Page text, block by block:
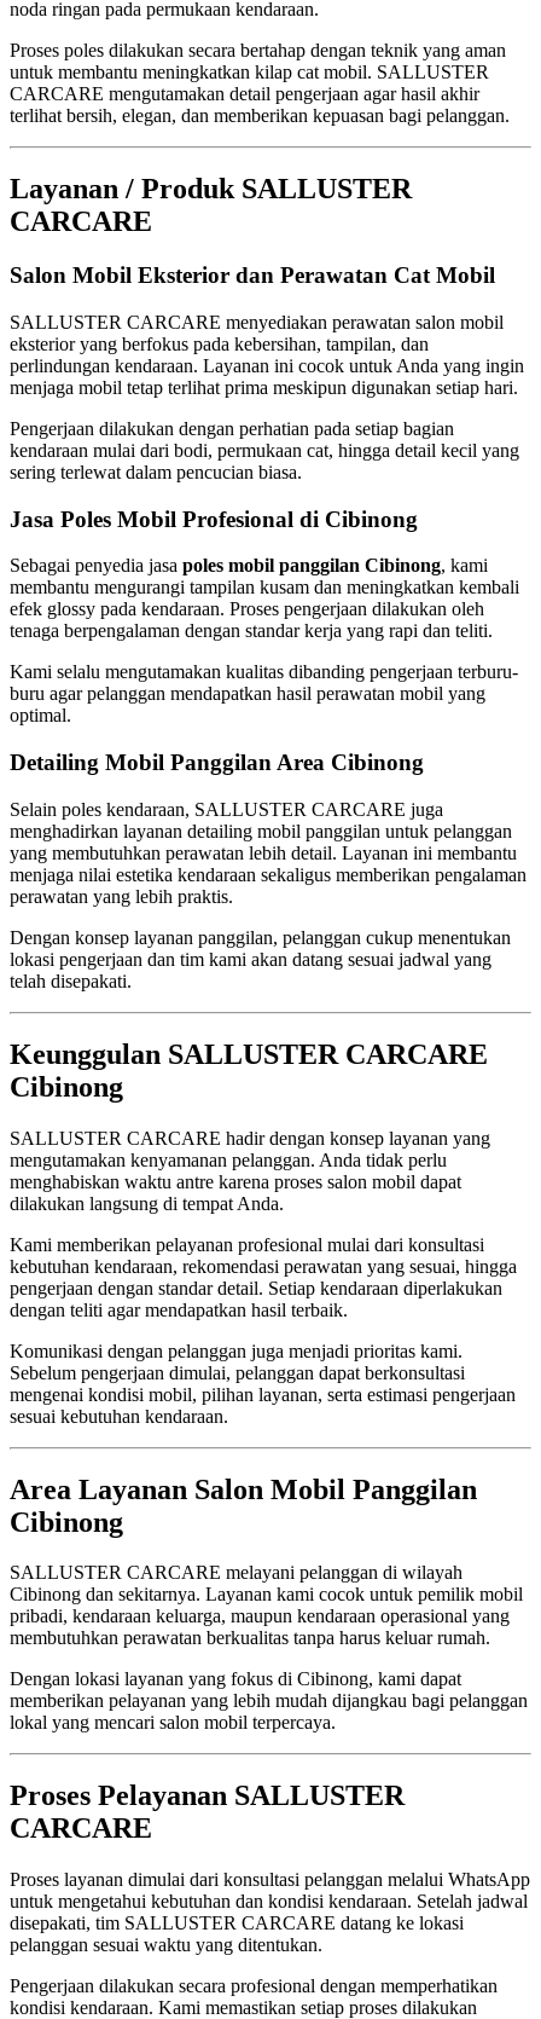
noda ringan pada permukaan kendaraan.
Proses poles dilakukan secara bertahap dengan teknik yang aman
untuk membantu meningkatkan kilap cat mobil. SALLUSTER
CARCARE mengutamakan detail pengerjaan agar hasil akhir
terlihat bersih, elegan, dan memberikan kepuasan bagi pelanggan.
Layanan / Produk SALLUSTER
CARCARE
Salon Mobil Eksterior dan Perawatan Cat Mobil
SALLUSTER CARCARE menyediakan perawatan salon mobil
eksterior yang berfokus pada kebersihan, tampilan, dan
perlindungan kendaraan. Layanan ini cocok untuk Anda yang ingin
menjaga mobil tetap terlihat prima meskipun digunakan setiap hari.
Pengerjaan dilakukan dengan perhatian pada setiap bagian
kendaraan mulai dari bodi, permukaan cat, hingga detail kecil yang
sering terlewat dalam pencucian biasa.
Jasa Poles Mobil Profesional di Cibinong
Sebagai penyedia jasa poles mobil panggilan Cibinong, kami
membantu mengurangi tampilan kusam dan meningkatkan kembali
efek glossy pada kendaraan. Proses pengerjaan dilakukan oleh
tenaga berpengalaman dengan standar kerja yang rapi dan teliti.
Kami selalu mengutamakan kualitas dibanding pengerjaan terburu-
buru agar pelanggan mendapatkan hasil perawatan mobil yang
optimal.
Detailing Mobil Panggilan Area Cibinong
Selain poles kendaraan, SALLUSTER CARCARE juga
menghadirkan layanan detailing mobil panggilan untuk pelanggan
yang membutuhkan perawatan lebih detail. Layanan ini membantu
menjaga nilai estetika kendaraan sekaligus memberikan pengalaman
perawatan yang lebih praktis.
Dengan konsep layanan panggilan, pelanggan cukup menentukan
lokasi pengerjaan dan tim kami akan datang sesuai jadwal yang
telah disepakati.
Keunggulan SALLUSTER CARCARE
Cibinong
SALLUSTER CARCARE hadir dengan konsep layanan yang
mengutamakan kenyamanan pelanggan. Anda tidak perlu
menghabiskan waktu antre karena proses salon mobil dapat
dilakukan langsung di tempat Anda.
Kami memberikan pelayanan profesional mulai dari konsultasi
kebutuhan kendaraan, rekomendasi perawatan yang sesuai, hingga
pengerjaan dengan standar detail. Setiap kendaraan diperlakukan
dengan teliti agar mendapatkan hasil terbaik.
Komunikasi dengan pelanggan juga menjadi prioritas kami.
Sebelum pengerjaan dimulai, pelanggan dapat berkonsultasi
mengenai kondisi mobil, pilihan layanan, serta estimasi pengerjaan
sesuai kebutuhan kendaraan.
Area Layanan Salon Mobil Panggilan
Cibinong
SALLUSTER CARCARE melayani pelanggan di wilayah
Cibinong dan sekitarnya. Layanan kami cocok untuk pemilik mobil
pribadi, kendaraan keluarga, maupun kendaraan operasional yang
membutuhkan perawatan berkualitas tanpa harus keluar rumah.
Dengan lokasi layanan yang fokus di Cibinong, kami dapat
memberikan pelayanan yang lebih mudah dijangkau bagi pelanggan
lokal yang mencari salon mobil terpercaya.
Proses Pelayanan SALLUSTER
CARCARE
Proses layanan dimulai dari konsultasi pelanggan melalui WhatsApp
untuk mengetahui kebutuhan dan kondisi kendaraan. Setelah jadwal
disepakati, tim SALLUSTER CARCARE datang ke lokasi
pelanggan sesuai waktu yang ditentukan.
Pengerjaan dilakukan secara profesional dengan memperhatikan
kondisi kendaraan. Kami memastikan setiap proses dilakukan